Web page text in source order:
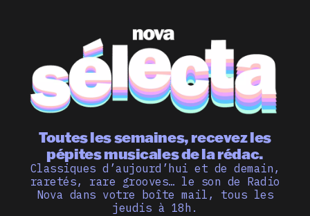
Toutes les semaines, recevez les
pépites musicales de la rédac.
Classiques d’aujourd’hui et de demain,
raretés, rare grooves… le son de Radio
Nova dans votre boîte mail, tous les
jeudis à 18h.